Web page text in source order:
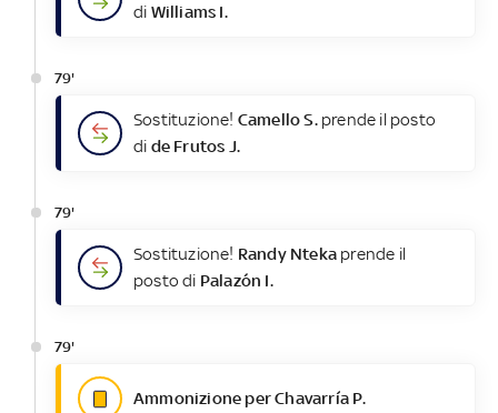
di Williams I.
79'
Sostituzione! Camello S.prende il posto
di de Frutos J.
79'
Sostituzione! Randy Nteka prende il
posto di Palazón I.
79'
Ammonizione per Chavarría P.